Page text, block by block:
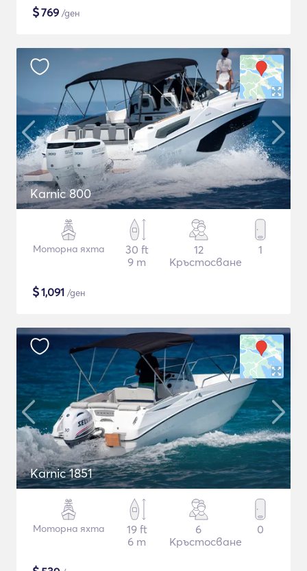
$769 /ден
Karnic 800
Моторна яхта
30 ft
9 m
12
Кръстосване
1
$1,091 /ден
Karnic 1851
Моторна яхта
19 ft
6 m
6
Кръстосване
0